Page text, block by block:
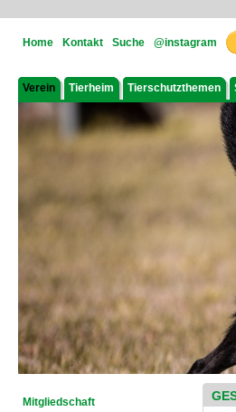
Home Kontakt Suche @instagram
Verein Tierheim Tierschutzthemen
Mitgliedschaft